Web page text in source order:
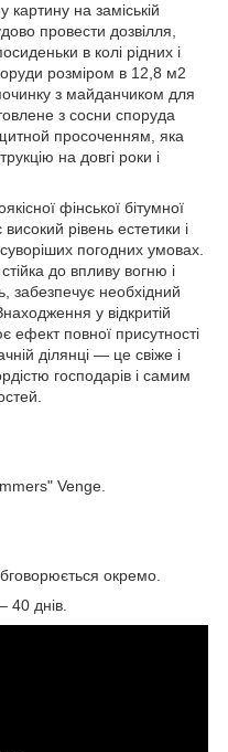
картину на заміській
провести дозвілля,
в колі рідних і
розміром в 12,8 м2
з майданчиком для
з сосни споруда
просоченням, яка
на довгі роки і
фінської бітумної
рівень естетики і
погодних умовах.
до впливу вогню і
забезпечує необхідний
у відкритій
ефект повної присутності
ділянці — це свіже і
господарів і самим
Venge.
окремо.
40 днів.